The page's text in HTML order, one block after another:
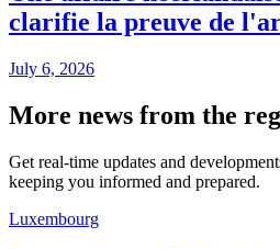
clarifie la preuve de
July 6, 2026
More news from the
Get real-time updates and
keeping you informed and prepared.
Luxembourg